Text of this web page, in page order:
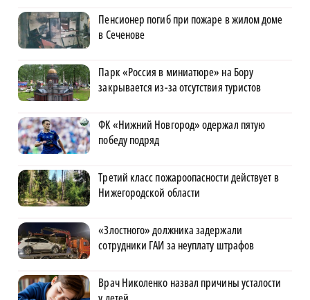
Пенсионер погиб при пожаре в жилом доме
в Сеченове
Парк «Россия в миниатюре» на Бору
закрывается из-за отсутствия туристов
ФК «Нижний Новгород» одержал пятую
победу подряд
Третий класс пожароопасности действует в
Нижегородской области
«Злостного» должника задержали
сотрудники ГАИ за неуплату штрафов
Врач Николенко назвал причины усталости